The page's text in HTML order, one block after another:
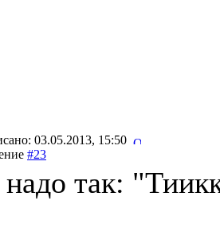
03.05.2013, 15:50
#23
так: